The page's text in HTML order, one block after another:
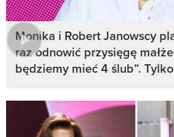
Monika i Robert Janowscy
raz odnowić przysięgę
będziemy mieć 4 ślub”.